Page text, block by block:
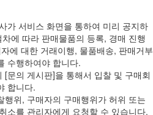
가 서비스 화면을 통하여 미리 공지하
에 따라 판매물품의 등록, 경매 진행
에 대한 거래이행, 물품배송, 판매거부
수행하여야 합니다.
문의 게시판]을 통해서 입찰 및 구매회
합니다.
위, 구매자의 구매행위가 허위 또는
소를 관리자에게 요청할 수 있습니다.